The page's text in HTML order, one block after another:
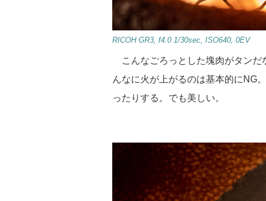
RICOH GR3, f4.0 1/30sec, ISO640, 0EV
こんなごろっとした塊肉がタンだ
んなに火が上がるのは基本的にNG
ったりする。でも美しい。